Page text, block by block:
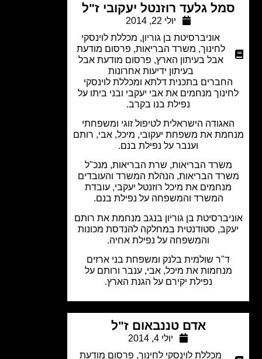
גלעד רוזנטל יעקובי ז"ל
אוניברסיטת בן גוריון ,מכללת לוינסקי
לחינוך
משרד הבריאות,פרסום מודעת
אבל בעיתון הארץ,פרסום מודעת אבל
בעיתון ידיעות אחרונות
בתכנית דלתא ומכללת לוינסקי
מנחמים את אבי יעקבי ובני ביתו על
נפילת בנו בקרב.
הישראלית לטיפול זוגי ומשפחתי
את משפחת יעקובי, מיכל, אבי, רותם
וענבר על נפילת בנם.
משרד הבריאות, שרת הבריאות, מנכ"ל
הבריאות, הנהלת המשרד והעובדים
מנחמים את מיכל רוזנטל יעקבי, עובדת
המשרד והמשפחה על נפילת בנם.
בן גוריון בנגב מנחמת את רותם
סטודנטית במחלקה להנדסת מכונות
והמשפחה על נפילת אחיה.
ד"ר שולמית בלנק ומשפחת בני ארזים
מנחמות את מיכל, אבי, ענבר ורותם על
נפילת יקירם על הגנת הארץ.
אדם טננבאום ז"ל
מכללת לוינסקי לחינוך, פרסום מודעת